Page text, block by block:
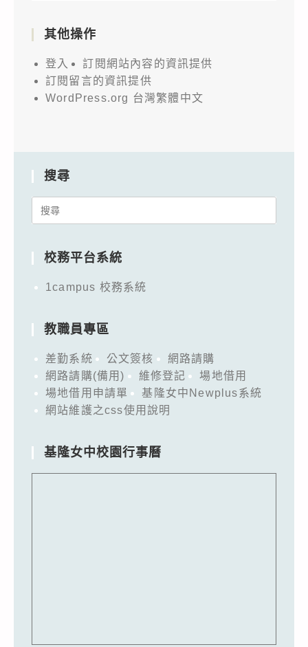
其他操作
登入
訂閱網站內容的資訊提供
訂閱留言的資訊提供
WordPress.org 台灣繁體中文
搜尋
Search
校務平台系統
1campus 校務系統
教職員專區
差勤系統 公文簽核
網路請購
網路請購(備用)
維修登記
場地借用
場地借用申請單
基隆女中Newplus系統
網站維護之css使用說明
基隆女中校園行事曆